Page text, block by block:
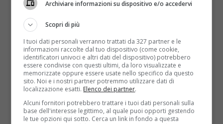
magari non ce ne sono). L’abbigliamento può
aiutare, basta seguire
il proprio look: preferire indumenti voluminosi,
abbondare con le righe orizzontali (meglio ancora se
sono ampie) per dare l’illusione della formosità,
vestirsi a strati aggiungendo volumi, indossare
pantaloni a palazzo o comunque larghi dal finocchio
in giù, giocare con frange e rouches.
scolli, ottimo quello a barchetta mentre vanno
evitati quelli a V più profondi . Il video racchiude
Archiviare informazioni su dispositivo e/o accedervi
Scopri di più
I tuoi dati personali verranno trattati da 327 partner e le
informazioni raccolte dal tuo dispositivo (come cookie,
identificatori univoci e altri dati del dispositivo) potrebbero
essere condivise con questi ultimi, da loro visualizzate e
memorizzate oppure essere usate nello specifico da questo
sito. Noi e i nostri partner potremmo utilizzare dati di
localizzazione esatti. Elenco dei partner.
Alcuni fornitori potrebbero trattare i tuoi dati personali sulla
base dell'interesse legittimo, al quale puoi opporti gestendo
le tue opzioni qui sotto. Cerca un link in fondo a questa